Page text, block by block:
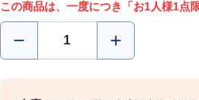
この商品は、一度につき「お1人様1点限